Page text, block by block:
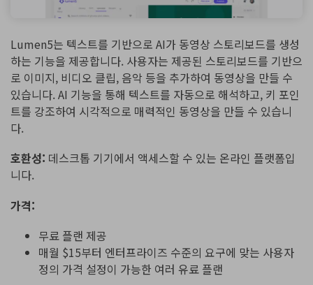
Lumen5는 텍스트를 기반으로 AI가 동영상 스토리보드를 생성
하는 기능을 제공합니다. 사용자는 제공된 스토리보드를 기반으
로 이미지, 비디오 클립, 음악 등을 추가하여 동영상을 만들 수
있습니다. AI 기능을 통해 텍스트를 자동으로 해석하고, 키 포인
트를 강조하여 시각적으로 매력적인 동영상을 만들 수 있습니
다.
호환성: 데스크톱 기기에서 액세스할 수 있는 온라인 플랫폼입
니다.
가격:
무료 플랜 제공
매월 $15부터 엔터프라이즈 수준의 요구에 맞는 사용자
정의 가격 설정이 가능한 여러 유료 플랜